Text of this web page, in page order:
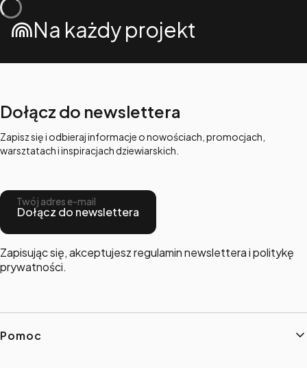
Na każdy projekt
Dołącz do newslettera
Zapisz się i odbieraj informacje o nowościach, promocjach,
warsztatach i inspiracjach dziewiarskich.
Twój adres e-mail
Dołącz do newslettera
Zapisując się, akceptujesz regulamin newslettera i politykę
prywatności.
Linki w stopce
Pomoc